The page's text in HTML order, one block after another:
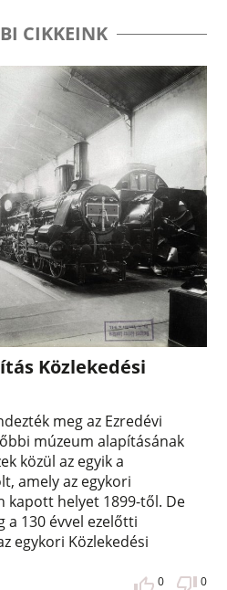
CIKKEINK
Közlekedési
meg az Ezredévi
múzeum alapításának
közül az egyik a
amely az egykori
kapott helyet 1899-től. De
130 évvel ezelőtti
egykori Közlekedési
0 0